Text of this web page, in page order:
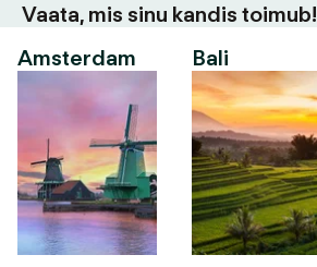
Vaata, mis sinu kandis toimub!
Amsterdam
Bali